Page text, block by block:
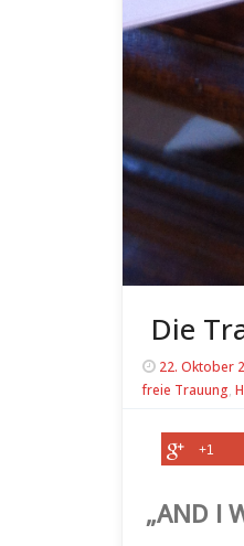
Die
22. Oktober
freie Trauung,
+1
„AND I